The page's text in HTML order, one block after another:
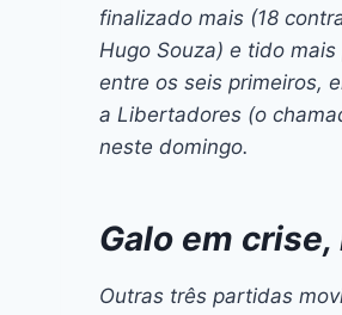
finalizado mais (18
Hugo Souza) e tido
entre os seis primeiros,
a Libertadores (o
neste domingo.
Galo em
Outras três partidas